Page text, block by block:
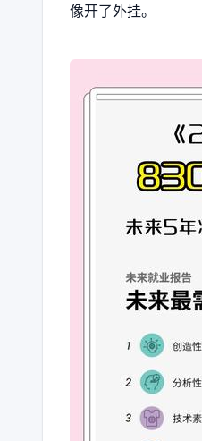
像开了外挂。